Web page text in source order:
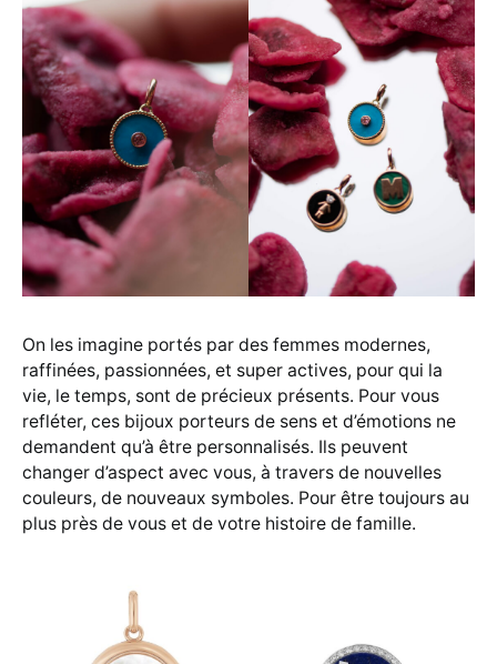
On les imagine portés par des femmes modernes,
raffinées, passionnées, et super actives, pour qui la
vie, le temps, sont de précieux présents. Pour vous
refléter, ces bijoux porteurs de sens et d’émotions ne
demandent qu’à être personnalisés. Ils peuvent
changer d’aspect avec vous, à travers de nouvelles
couleurs, de nouveaux symboles. Pour être toujours au
plus près de vous et de votre histoire de famille.